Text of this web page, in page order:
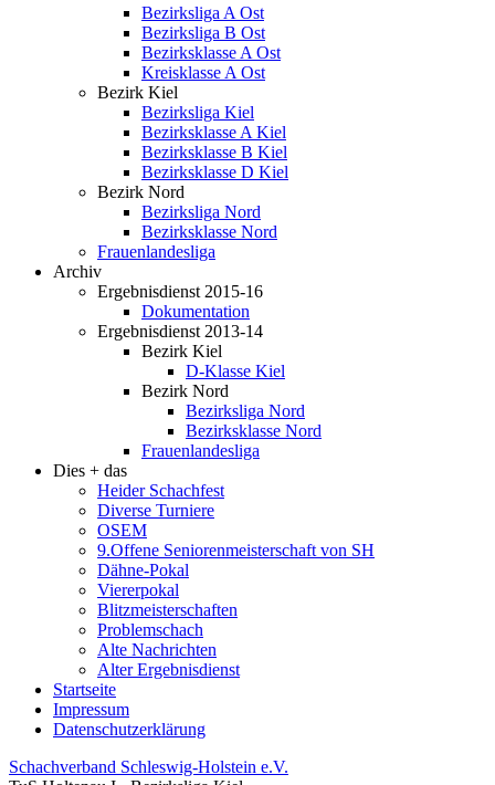
Bezirksliga A Ost
Bezirksliga B Ost
Bezirksklasse A Ost
Kreisklasse A Ost
Bezirk Kiel
Bezirksliga Kiel
Bezirksklasse A Kiel
Bezirksklasse B Kiel
Bezirksklasse D Kiel
Bezirk Nord
Bezirksliga Nord
Bezirksklasse Nord
Frauenlandesliga
Archiv
Ergebnisdienst 2015-16
Dokumentation
Ergebnisdienst 2013-14
Bezirk Kiel
D-Klasse Kiel
Bezirk Nord
Bezirksliga Nord
Bezirksklasse Nord
Frauenlandesliga
Dies + das
Heider Schachfest
Diverse Turniere
OSEM
9.Offene Seniorenmeisterschaft von SH
Dähne-Pokal
Viererpokal
Blitzmeisterschaften
Problemschach
Alte Nachrichten
Alter Ergebnisdienst
Startseite
Impressum
Datenschutzerklärung
Schachverband Schleswig-Holstein e.V.